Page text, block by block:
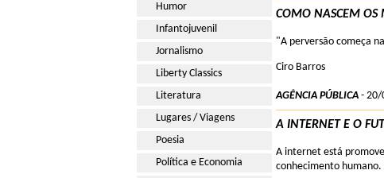
Humor
Infantojuvenil
Jornalismo
Liberty Classics
Literatura
Lugares / Viagens
Poesia
Política e Economia
COMO NASCEM OS
"A perversão começa
Ciro Barros
AGÊNCIA PÚBLICA - 20/
A INTERNET E O
A internet está
conhecimento humano.